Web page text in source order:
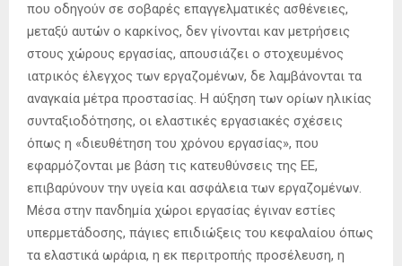
που οδηγούν σε σοβαρές επαγγελματικές ασθένειες,
μεταξύ αυτών ο καρκίνος, δεν γίνονται καν μετρήσεις
στους χώρους εργασίας, απουσιάζει ο στοχευμένος
ιατρικός έλεγχος των εργαζομένων, δε λαμβάνονται τα
αναγκαία μέτρα προστασίας. Η αύξηση των ορίων ηλικίας
συνταξιοδότησης, οι ελαστικές εργασιακές σχέσεις
όπως η «διευθέτηση του χρόνου εργασίας», που
εφαρμόζονται με βάση τις κατευθύνσεις της ΕΕ,
επιβαρύνουν την υγεία και ασφάλεια των εργαζομένων.
Μέσα στην πανδημία χώροι εργασίας έγιναν εστίες
υπερμετάδοσης, πάγιες επιδιώξεις του κεφαλαίου όπως
τα ελαστικά ωράρια, η εκ περιτροπής προσέλευση, η